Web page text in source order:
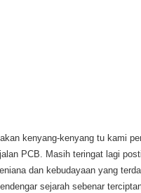
kenyang-kenyang tu kami
PCB. Masih teringat lagi
dan kebudayaan yang
sejarah sebenar